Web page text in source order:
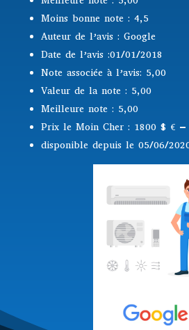
Moins bonne note : 4,5
Auteur de l’avis : Google
Date de l’avis :01/01/2018
Note associée à l’avis: 5,00
Valeur de la note : 5,00
Meilleure note : 5,00
Prix le Moin Cher : 1800 $ € –
disponible depuis le 05/06/